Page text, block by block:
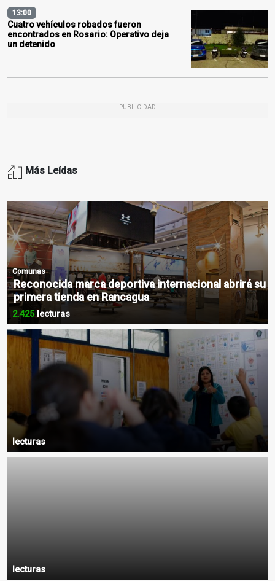
13:00
Cuatro vehículos robados fueron
encontrados en Rosario: Operativo deja
un detenido
PUBLICIDAD
Más Leídas
Comunas
Reconocida marca deportiva internacional abrirá su
primera tienda en Rancagua
2.425lecturas
lecturas
lecturas